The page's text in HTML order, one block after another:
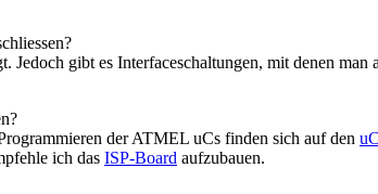
gibt es Interfaceschaltungen, mit denen man
der ATMEL uCs finden sich auf den
ich das ISP-Board aufzubauen.